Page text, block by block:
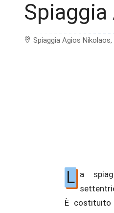
Spiaggia Agios
L a
È costituito
in una
pochi
termina un